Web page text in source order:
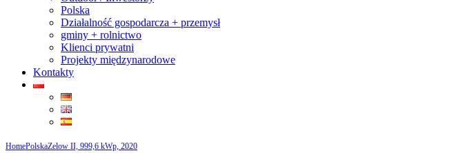
Polska
Działalność gospodarcza + przemysł
gminy + rolnictwo
Klienci prywatni
Projekty międzynarodowe
Kontakty
HomePolskaZelow II, 999,6 kWp, 2020